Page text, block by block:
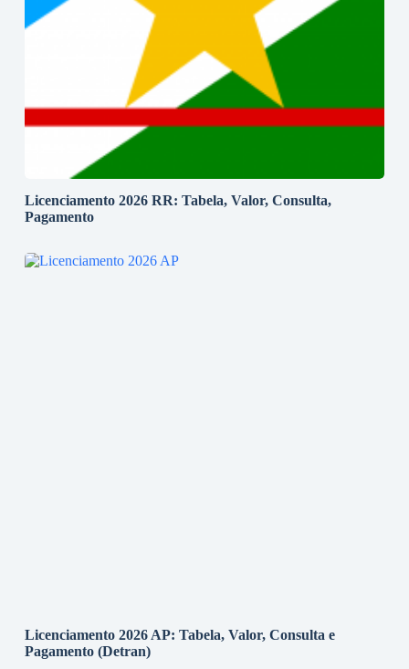
Licenciamento 2026 RR: Tabela, Valor, Consulta,
Pagamento
Licenciamento 2026 AP: Tabela, Valor, Consulta e
Pagamento (Detran)